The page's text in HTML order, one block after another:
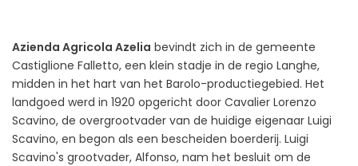
Azienda Agricola Azelia bevindt zich in de gemeente
Castiglione Falletto, een klein stadje in de regio Langhe,
midden in het hart van het Barolo-productiegebied. Het
landgoed werd in 1920 opgericht door Cavalier Lorenzo
Scavino, de overgrootvader van de huidige eigenaar Luigi
Scavino, en begon als een bescheiden boerderij. Luigi
Scavino's grootvader, Alfonso, nam het besluit om de